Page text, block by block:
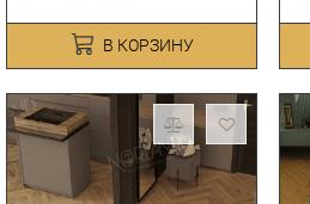
В КОРЗИНУ